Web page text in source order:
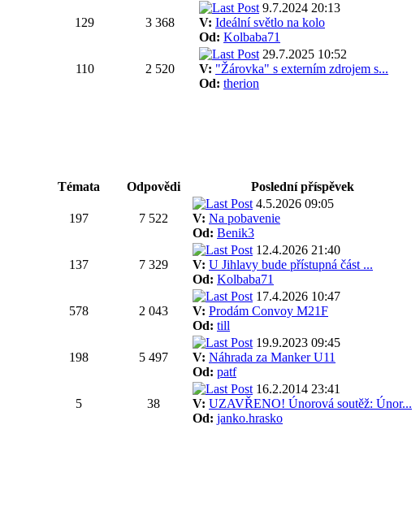
129 3 368
9.7.2024 20:13
V: Ideální světlo na kolo
Od: Kolbaba71
110 2 520
29.7.2025 10:52
V: "Žárovka" s externím zdrojem s...
Od: therion
Témata Odpovědi
Poslední příspěvek
197 7 522
4.5.2026 09:05
V: Na pobavenie
Od: Benik3
137 7 329
12.4.2026 21:40
V: U Jihlavy bude přístupná část ...
Od: Kolbaba71
578 2 043
17.4.2026 10:47
V: Prodám Convoy M21F
Od: till
198 5 497
19.9.2023 09:45
V: Náhrada za Manker U11
Od: patf
5 38
16.2.2014 23:41
V: UZAVŘENO! Únorová soutěž: Únor...
Od: janko.hrasko